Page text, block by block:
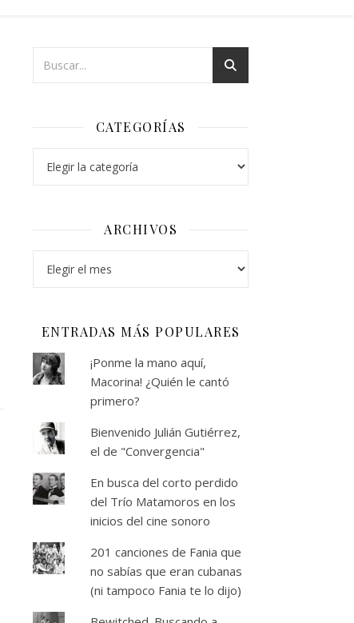
CATEGORÍAS
ARCHIVOS
ENTRADAS MÁS POPULARES
¡Ponme la mano aquí,
Macorina! ¿Quién le cantó
primero?
Bienvenido Julián Gutiérrez,
el de "Convergencia"
En busca del corto perdido
del Trío Matamoros en los
inicios del cine sonoro
201 canciones de Fania que
no sabías que eran cubanas
(ni tampoco Fania te lo dijo)